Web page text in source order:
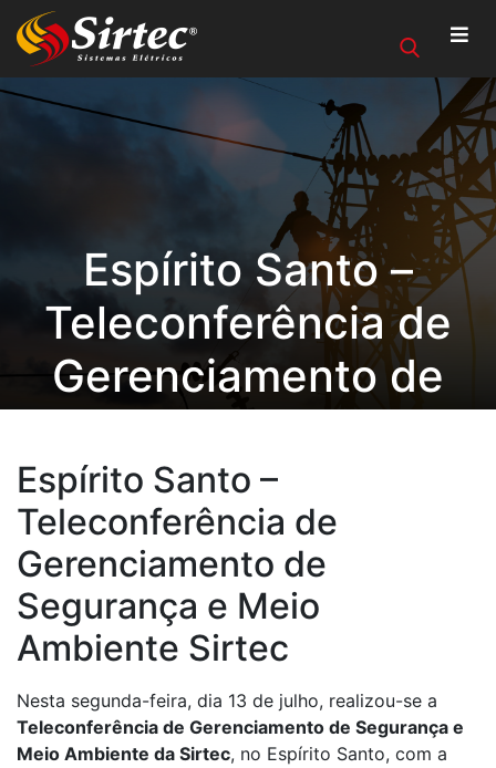
Espírito Santo –
Teleconferência de
Gerenciamento de
Ambiente Sirtec
Espírito Santo –
Teleconferência de
Gerenciamento de
Segurança e Meio
Ambiente Sirtec
Nesta segunda-feira, dia 13 de julho, realizou-se a
Teleconferência de Gerenciamento de Segurança e
Meio Ambiente da Sirtec, no Espírito Santo, com a